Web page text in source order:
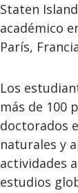
Staten
académico
París,
Los
más de 100
doctorados
naturales y
actividades
estudios